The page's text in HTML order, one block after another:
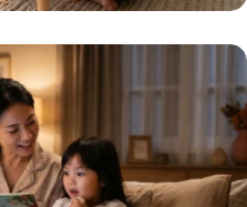
pendiam dan cuma mau
error”, itu tanda otaknya…